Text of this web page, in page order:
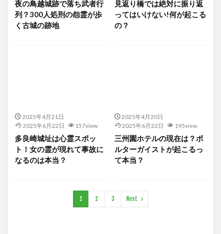
夜の鳥越城跡で落ち武者行
列？300人処刑の怨霊が歩
く古城の跡地
見返り橋では絶対に振り返
ってはいけない!何が起こる
の？
2025年4月21日
2025年6月22日
157view
多良崎城址は心霊スポッ
ト！女の霊が現れて事故に
なるのは本当？
2025年4月20日
2025年6月22日
195view
三州園ホテルの現在は？ポ
ルターガイストが起こるっ
て本当？
1 2 3 Next